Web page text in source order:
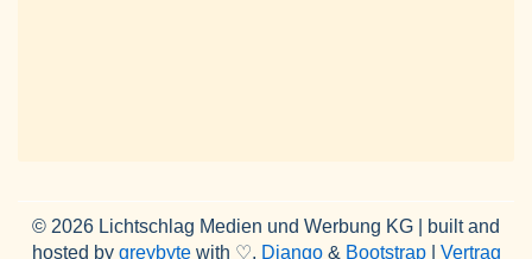
© 2026 Lichtschlag Medien und Werbung KG | built and
hosted by greybytewith ♡, Django& Bootstrap| Vertrag